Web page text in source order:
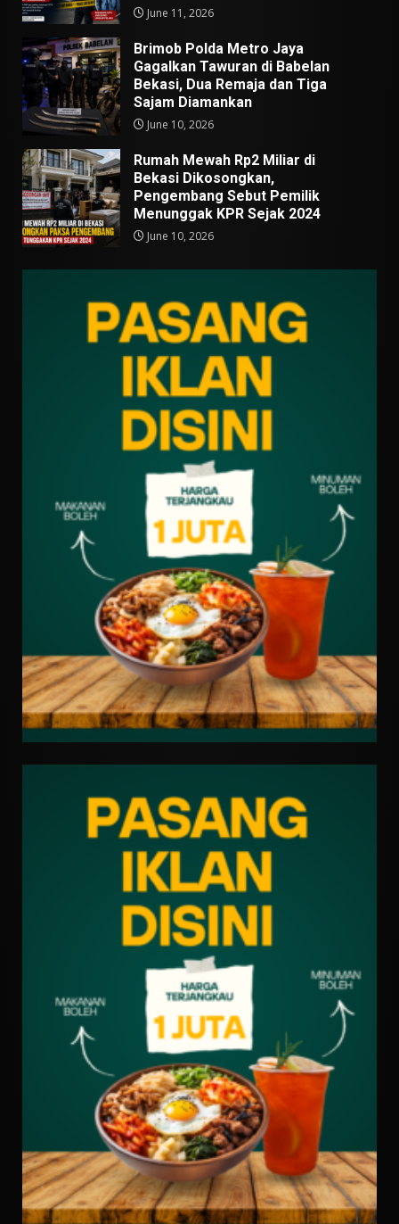
June 11, 2026
Brimob Polda Metro Jaya
Gagalkan Tawuran di Babelan
Bekasi, Dua Remaja dan Tiga
Sajam Diamankan
June 10, 2026
Rumah Mewah Rp2 Miliar di
Bekasi Dikosongkan,
Pengembang Sebut Pemilik
Menunggak KPR Sejak 2024
June 10, 2026